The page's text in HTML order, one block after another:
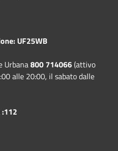
UF25WB
Urbana800 714066(attivo
alle 20:00, il sabato dalle